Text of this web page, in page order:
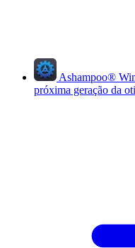
Ashampoo®
próxima geração da